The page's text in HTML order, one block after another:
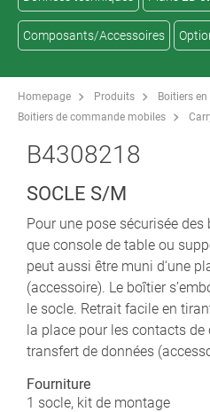
Composants/Accessoires
Homepage Produits
Boitiers
Boitiers de commande mobiles
B4308218
SOCLE S/M
Pour une pose sécurisée
que console de table ou
peut aussi être muni d‘une
(accessoire). Le boîtier
le socle. Retrait facile en
la place pour les contacts de
transfert de données
Fourniture
1 socle, kit de montage